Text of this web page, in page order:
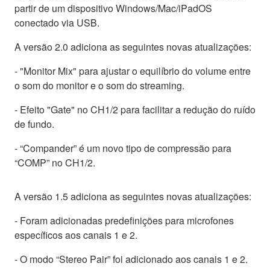
partir de um dispositivo Windows/Mac/iPadOS
conectado via USB.
A versão 2.0 adiciona as seguintes novas atualizações:
- "Monitor Mix" para ajustar o equilíbrio do volume entre
o som do monitor e o som do streaming.
- Efeito "Gate" no CH1/2 para facilitar a redução do ruído
de fundo.
- “Compander” é um novo tipo de compressão para
“COMP” no CH1/2.
A versão 1.5 adiciona as seguintes novas atualizações:
- Foram adicionadas predefinições para microfones
específicos aos canais 1 e 2.
- O modo “Stereo Pair” foi adicionado aos canais 1 e 2.